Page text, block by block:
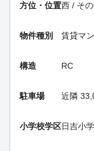
方位・位置西 / そ
物件種別 賃貸マ
構造 RC
駐車場 近隣
小学校学区日吉小